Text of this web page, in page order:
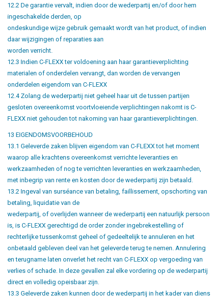
12.2 De garantie vervalt, indien door de wederpartij en/of door hem
ingeschakelde derden, op
ondeskundige wijze gebruik gemaakt wordt van het product, of indien
daar wijzigingen of reparaties aan
worden verricht.
12.3 Indien C-FLEXX ter voldoening aan haar garantieverplichting
materialen of onderdelen vervangt, dan worden de vervangen
onderdelen eigendom van C-FLEXX
12.4 Zolang de wederpartij niet geheel haar uit de tussen partijen
gesloten overeenkomst voortvloeiende verplichtingen nakomt is C-
FLEXX niet gehouden tot nakoming van haar garantieverplichtingen.
13 EIGENDOMSVOORBEHOUD
13.1 Geleverde zaken blijven eigendom van C-FLEXX tot het moment
waarop alle krachtens overeenkomst verrichte leveranties en
werkzaamheden of nog te verrichten leveranties en werkzaamheden,
met inbegrip van rente en kosten door de wederpartij zijn betaald.
13.2 Ingeval van surséance van betaling, faillissement, opschorting van
betaling, liquidatie van de
wederpartij, of overlijden wanneer de wederpartij een natuurlijk persoon
is, is C-FLEXX gerechtigd de order zonder ingebrekestelling of
rechterlijke tussenkomst geheel of gedeeltelijk te annuleren en het
onbetaald gebleven deel van het geleverde terug te nemen. Annulering
en terugname laten onverlet het recht van C-FLEXX op vergoeding van
verlies of schade. In deze gevallen zal elke vordering op de wederpartij
direct en volledig opeisbaar zijn.
13.3 Geleverde zaken kunnen door de wederpartij in het kader van diens